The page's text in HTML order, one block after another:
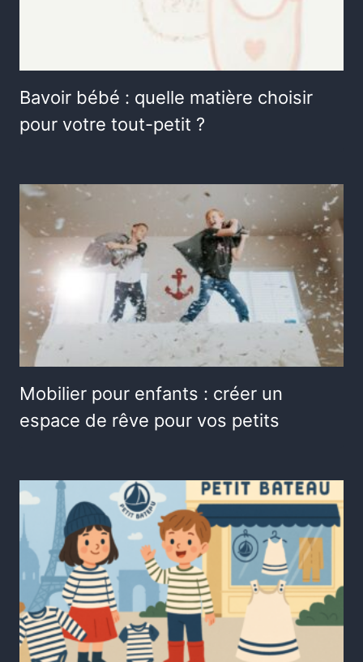
Bavoir bébé : quelle matière choisir
pour votre tout-petit ?
Mobilier pour enfants : créer un
espace de rêve pour vos petits